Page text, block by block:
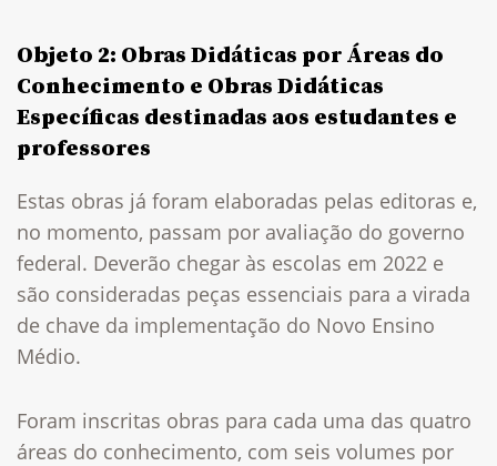
Objeto 2: Obras Didáticas por Áreas do
Conhecimento e Obras Didáticas
Específicas destinadas aos estudantes e
professores
Estas obras já foram elaboradas pelas editoras e,
no momento, passam por avaliação do governo
federal. Deverão chegar às escolas em 2022 e
são consideradas peças essenciais para a virada
de chave da implementação do Novo Ensino
Médio.
Foram inscritas obras para cada uma das quatro
áreas do conhecimento, com seis volumes por